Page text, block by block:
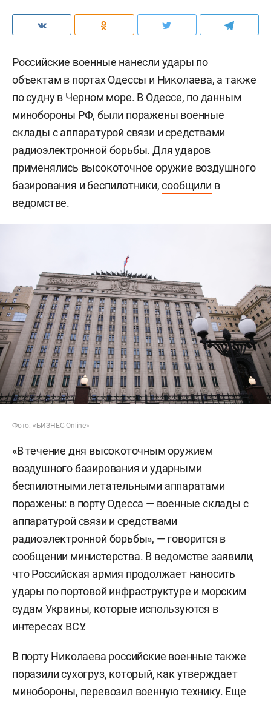
Российские военные нанесли удары по
объектам в портах Одессы и Николаева, а также
по судну в Черном море. В Одессе, по данным
минобороны РФ, были поражены военные
склады с аппаратурой связи и средствами
радиоэлектронной борьбы. Для ударов
применялись высокоточное оружие воздушного
базирования и беспилотники,сообщили в
ведомстве.
Фото: «БИЗНЕС Online»
«В течение дня высокоточным оружием
воздушного базирования и ударными
беспилотными летательными аппаратами
поражены: в порту Одесса — военные склады с
аппаратурой связи и средствами
радиоэлектронной борьбы», — говорится в
сообщении министерства. В ведомстве заявили,
что Российская армия продолжает наносить
удары по портовой инфраструктуре и морским
судам Украины, которые используются в
интересах ВСУ.
В порту Николаева российские военные также
поразили сухогруз, который, как утверждает
минобороны, перевозил военную технику. Еще